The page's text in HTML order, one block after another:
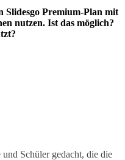
Slidesgo Premium-Plan mit
nutzen. Ist das möglich?
Schüler gedacht, die die